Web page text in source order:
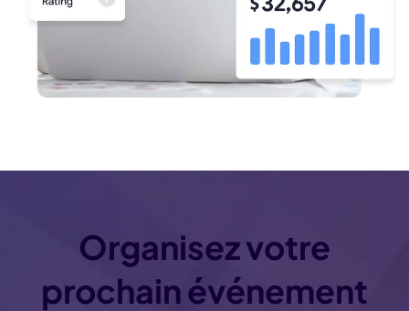
Organisez votre
prochain événement